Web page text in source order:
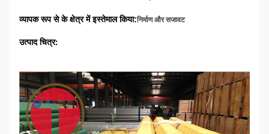
व्यापक रूप से के क्षेत्र में इस्तेमाल किया:निर्माण और सजावट
उत्पाद चित्र: